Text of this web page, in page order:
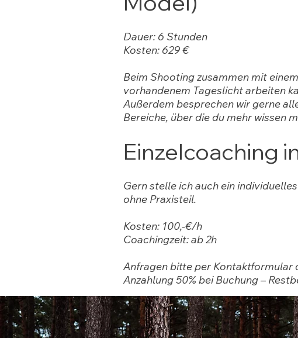
Dauer: 6 Stunden
Kosten: 629 €
Beim Shooting zusammen mit
vorhandenem Tageslicht arbeiten
Außerdem besprechen wir gerne
Bereiche, über die du mehr wissen
Einzelcoaching
Gern stelle ich auch ein
ohne Praxisteil.
Kosten: 100,-€/h
Coachingzeit: ab 2h
Anfragen bitte per Kontaktformular
Anzahlung 50% bei Buchung –